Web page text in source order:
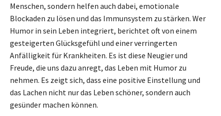
Menschen, sondern helfen auch dabei, emotionale
Blockaden zu lösen und das Immunsystem zu stärken. Wer
Humor in sein Leben integriert, berichtet oft von einem
gesteigerten Glücksgefühl und einer verringerten
Anfälligkeit für Krankheiten. Es ist diese Neugier und
Freude, die uns dazu anregt, das Leben mit Humor zu
nehmen. Es zeigt sich, dass eine positive Einstellung und
das Lachen nicht nur das Leben schöner, sondern auch
gesünder machen können.